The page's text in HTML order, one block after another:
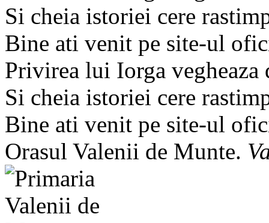
Si cheia istoriei cere
Bine ati venit pe site-ul
Privirea lui Iorga
Si cheia istoriei cere
Bine ati venit pe site-ul
Orasul Valenii de Munte.